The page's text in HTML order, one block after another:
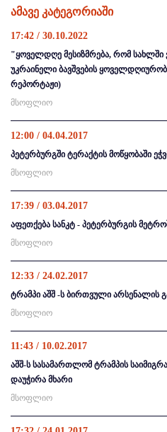
ამავე კატეგორიაში
17:42 / 30.10.2022
"ყოველდღე მესიზმრება, რომ
უკრაინელი ბავშვების
რეპორტაჟი)
მსოფლიო
12:00 / 04.04.2017
პეტერბურგში ტერაქტის მოწყობაში
მსოფლიო
17:39 / 03.04.2017
აფეთქება სანკტ - პეტერბურგის
მსოფლიო
12:33 / 24.02.2017
ტრამპი აშშ -ს ბირთვული არსენალის
მსოფლიო
11:43 / 10.02.2017
აშშ-ს სასამართლომ ტრამპის
დაუჭირა მხარი
მსოფლიო